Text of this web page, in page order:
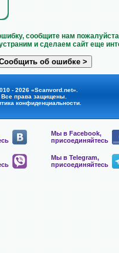
сообщите нам
и сделаем сайт еще
- 2026 «Scanvord.net».
Все права защищены.
конфиденциальности.
Мы в Facebook,
присоединяйтесь
Мы в Telegram,
присоединяйтесь